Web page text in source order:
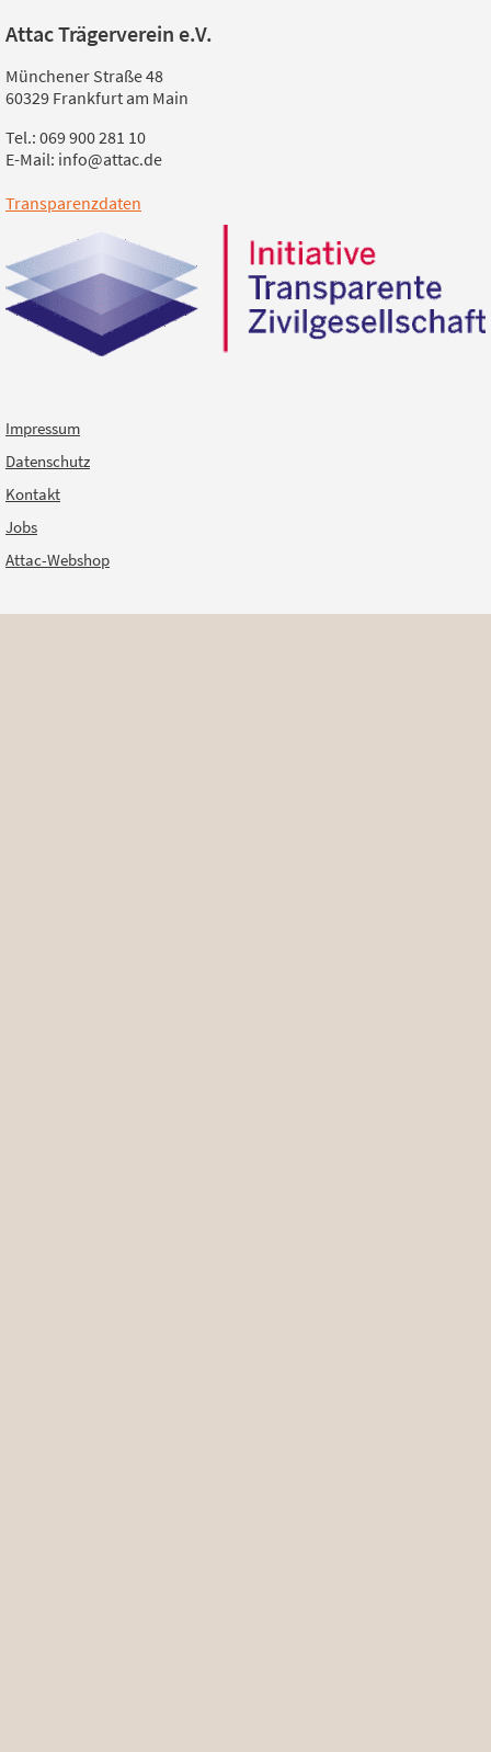
Attac Trägerverein e.V.
Münchener Straße 48
60329 Frankfurt am Main
Tel.: 069 900 281 10
E-Mail: info@attac.de
Transparenzdaten
Impressum
Datenschutz
Kontakt
Jobs
Attac-Webshop